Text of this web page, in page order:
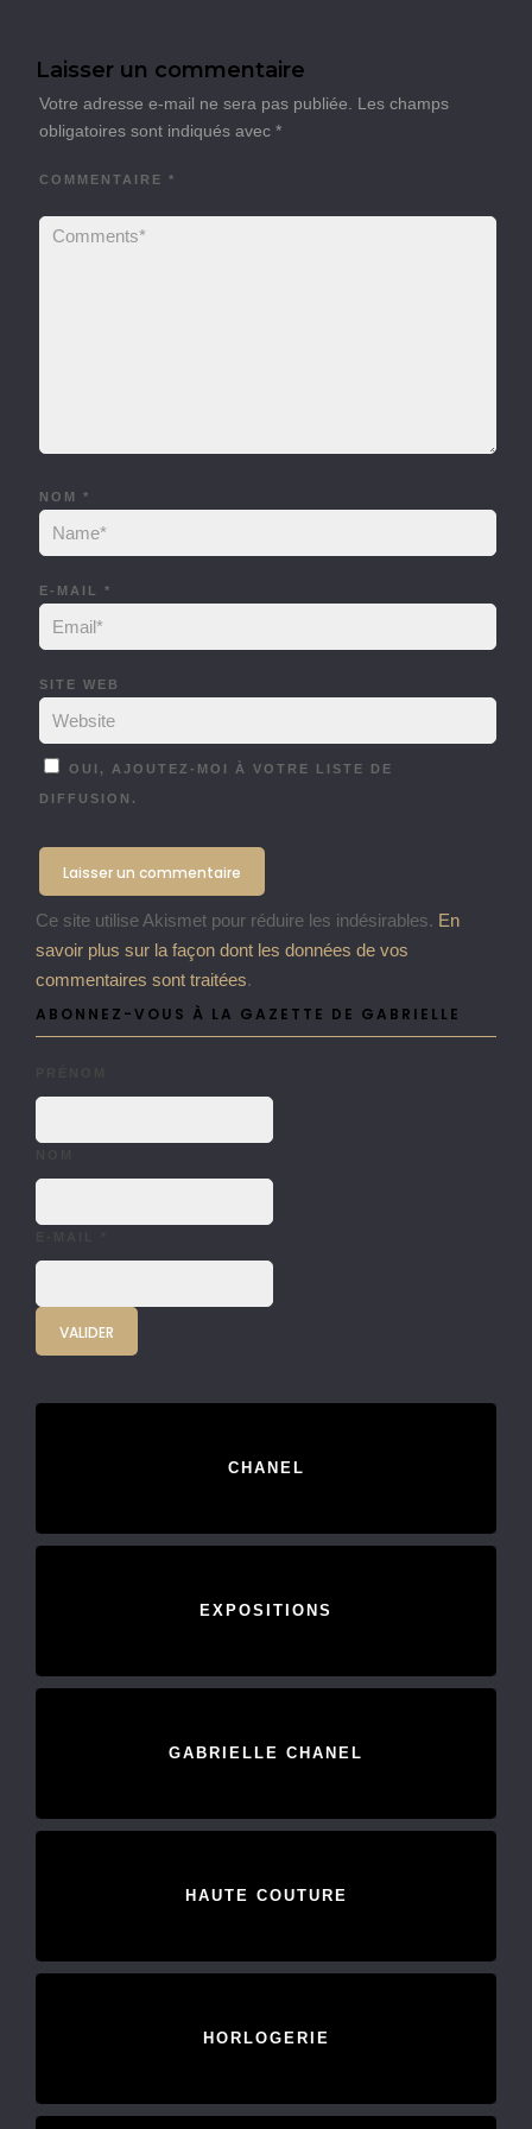
Laisser un commentaire
Votre adresse e-mail ne sera pas publiée.
Les champs
obligatoires sont indiqués avec *
COMMENTAIRE *
NOM *
E-MAIL *
SITE WEB
OUI, AJOUTEZ-MOI À VOTRE LISTE DE
DIFFUSION.
Ce site utilise Akismet pour réduire les indésirables. En
savoir plus sur la façon dont les données de vos
commentaires sont traitées.
ABONNEZ-VOUS À LA GAZETTE DE GABRIELLE
CHANEL
EXPOSITIONS
GABRIELLE CHANEL
HAUTE COUTURE
HORLOGERIE